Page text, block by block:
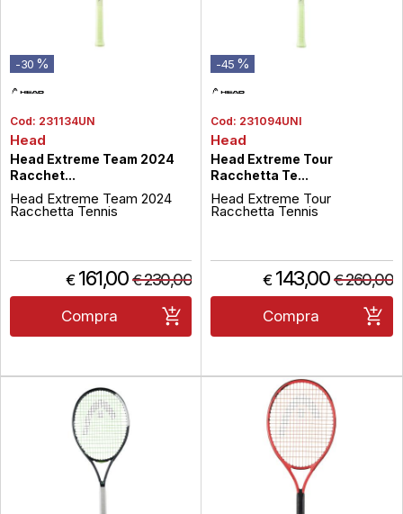
-30 %
Cod: 231134UN
Head
Head Extreme Team 2024
Racchet...
Head Extreme Team 2024
Racchetta Tennis
€ 161,00 €230,00
Compra
-45 %
Cod: 231094UNI
Head
Head Extreme Tour
Racchetta Te...
Head Extreme Tour
Racchetta Tennis
€ 143,00 €260,00
Compra